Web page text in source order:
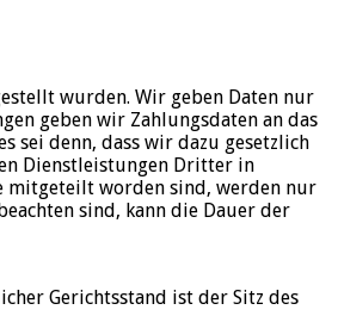
wurden. Wir geben Daten nur
geben wir Zahlungsdaten an das
sei denn, dass wir dazu gesetzlich
Dienstleistungen Dritter in
mitgeteilt worden sind, werden nur
sind, kann die Dauer der
Gerichtsstand ist der Sitz des